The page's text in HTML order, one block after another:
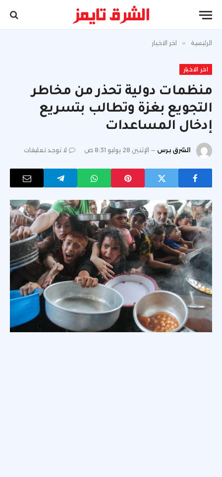
الرئيسية » اخر الاخبار
اخر الاخبار
منظمات دولية تحذر من مخاطر
التجويع بغزة وتطالب بتسريع
إدخال المساعدات
الشرق برس الإثنين 28 يوليو 8:31 ص لا توجد تعليقات